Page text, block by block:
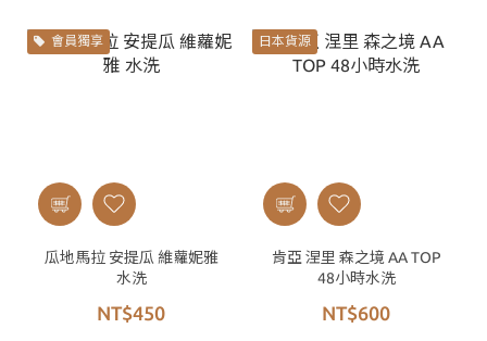
會員獨享
瓜地馬拉 安提瓜 維蘿妮雅
水洗
NT$450
日本貨源
肯亞 涅里 森之境 AA TOP
48小時水洗
NT$600